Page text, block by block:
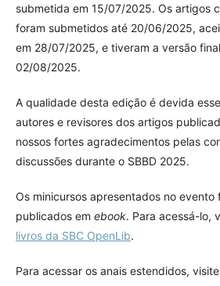
submetida em 15/07/2025. Os artigos
foram submetidos até 20/06/2025,
em 28/07/2025, e tiveram a versão
02/08/2025.
A qualidade desta edição é devida
autores e revisores dos artigos
nossos fortes agradecimentos pelas
discussões durante o SBBD 2025.
Os minicursos apresentados no evento
publicados em ebook. Para acessá-lo,
livros da SBC OpenLib.
Para acessar os anais estendidos,